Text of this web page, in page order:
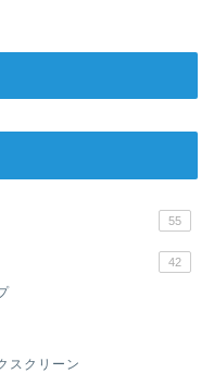
55
42
スクリーン